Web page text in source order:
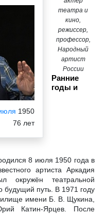
1950
76 лет
театра и
кино,
режиссер,
профессор,
Народный
артист
России
Ранние
годы и
8 июля 1950 года в
артиста Аркадия
театральной
будущий путь. В 1971 году
имени Б. В. Щукина,
Катин-Ярцев. После